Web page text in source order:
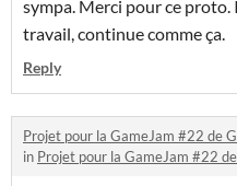
sympa. Merci pour ce proto.
travail, continue comme ça.
Reply
Projet pour la GameJam #22 de
in Projet pour la GameJam #22